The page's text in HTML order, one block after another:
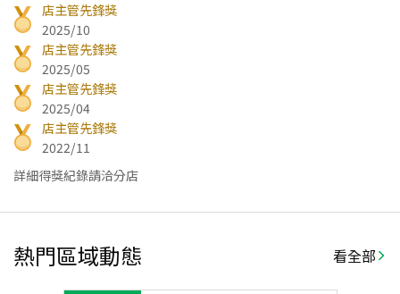
店主管先鋒獎
2025/10
店主管先鋒獎
2025/05
店主管先鋒獎
2025/04
店主管先鋒獎
2022/11
詳細得獎紀錄請洽分店
熱門區域動態 看全部